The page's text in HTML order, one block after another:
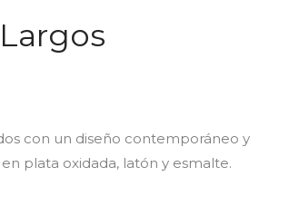
con un diseño contemporáneo y
plata oxidada, latón y esmalte.